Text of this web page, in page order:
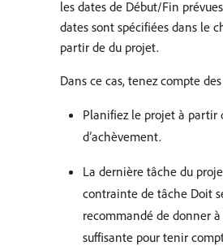
les dates de Début/Fin
dates sont spécifiées dans le
partir de du projet.
Dans ce cas, tenez compte
Planifiez le projet à partir
d’achèvement.
La dernière tâche du
contrainte de tâche Doit
recommandé de donner
suffisante pour tenir